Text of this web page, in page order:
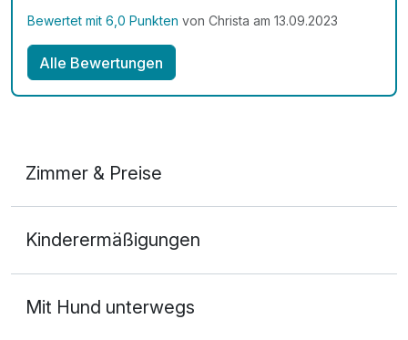
Bewertet mit 6,0 Punkten von Christa am 13.09.2023
Alle Bewertungen
Zimmer & Preise
2 Erwachsene und 1 Kind
Kinderermäßigungen
Mit Hund unterwegs